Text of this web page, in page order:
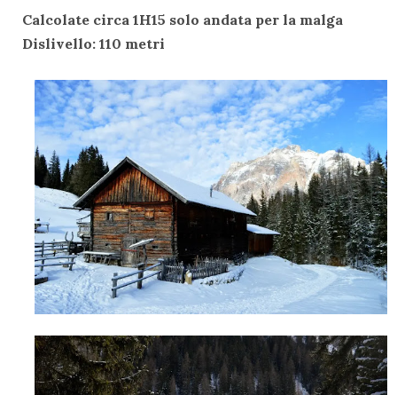
Calcolate circa 1H15 solo andata per la malga
Dislivello: 110 metri